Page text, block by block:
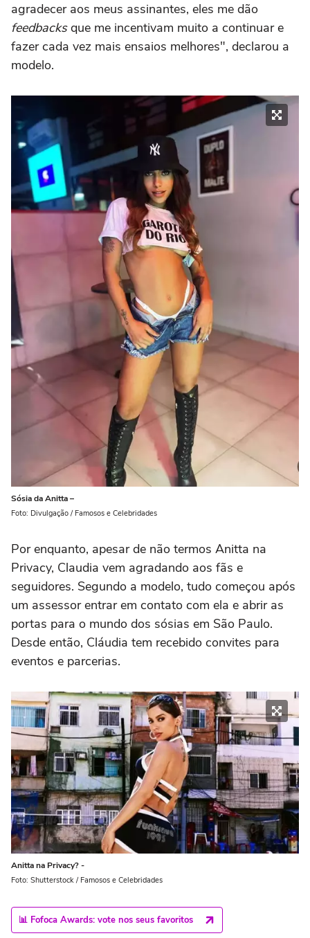
agradecer aos meus assinantes, eles me dão
feedbacksque me incentivam muito a continuar e
fazer cada vez mais ensaios melhores", declarou a
modelo.
Sósia da Anitta –
Foto: Divulgação / Famosos e Celebridades
Por enquanto, apesar de não termos Anitta na
Privacy, Claudia vem agradando aos fãs e
seguidores. Segundo a modelo, tudo começou após
um assessor entrar em contato com ela e abrir as
portas para o mundo dos sósias em São Paulo.
Desde então, Cláudia tem recebido convites para
eventos e parcerias.
Anitta na Privacy? -
Foto: Shutterstock / Famosos e Celebridades
📊 Fofoca Awards: vote nos seus favoritos